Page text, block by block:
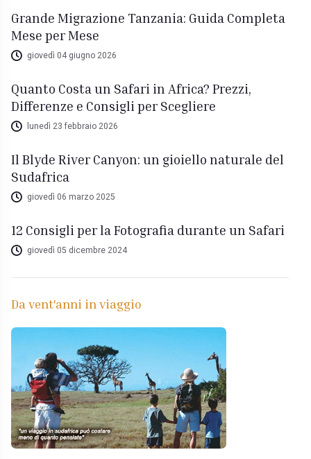
Grande Migrazione Tanzania: Guida Completa
Mese per Mese
giovedì 04 giugno 2026
Quanto Costa un Safari in Africa? Prezzi,
Differenze e Consigli per Scegliere
lunedì 23 febbraio 2026
Il Blyde River Canyon: un gioiello naturale del
Sudafrica
giovedì 06 marzo 2025
12 Consigli per la Fotografia durante un Safari
giovedì 05 dicembre 2024
Da vent'anni in viaggio